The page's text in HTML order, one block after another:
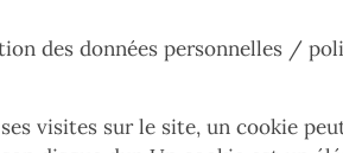
des données personnelles /
visites sur le site, un cookie